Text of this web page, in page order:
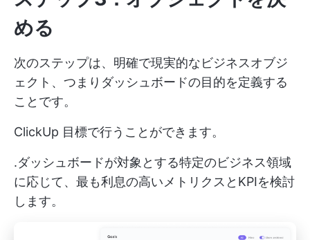
める
次のステップは、明確で現実的なビジネスオブジ
ェクト、つまりダッシュボードの目的を定義する
ことです。
ClickUp 目標で行うことができます。
.ダッシュボードが対象とする特定のビジネス領域
に応じて、最も利息の高いメトリクスとKPIを検討
します。